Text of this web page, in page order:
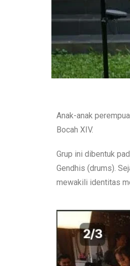
Anak-anak
Bocah XIV.
Grup ini dibentuk
Gendhis (drums).
mewakili identitas